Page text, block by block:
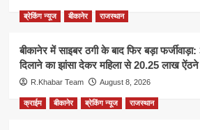
ब्रेकिंग न्यूज बीकानेर राजस्थान
बीकानेर में साइबर ठगी के बाद फिर बड़ा
दिलाने का झांसा देकर महिला से 20.25 लाख
R.Khabar Team August 8, 2026
क्राईम बीकानेर ब्रेकिंग न्यूज राजस्थान